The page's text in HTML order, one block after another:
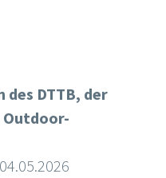
DTTB, der
Outdoor-